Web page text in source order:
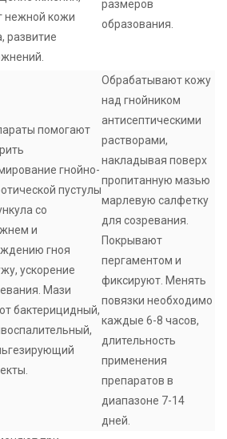
нежной кожи
развитие
размеров
образования.
помогают
гнойно-
пустулы
со
и
гноя
ускорение
Мази
бактерицидный,
Обрабатывают кожу
над гнойником
антисептическими
растворами,
накладывая поверх
пропитанную мазью
марлевую салфетку
для созревания.
Покрывают
пергаментом и
фиксируют. Менять
повязки необходимо
каждые 6-8 часов,
длительность
применения
препаратов в
диапазоне 7-14
дней.